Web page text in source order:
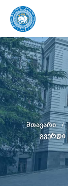
მთავარი
გვერდი